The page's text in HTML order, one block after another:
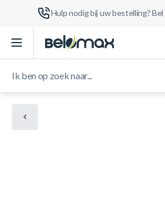
Hulp nodig bij uw bestelling? Bel
Ga naar de inhoud